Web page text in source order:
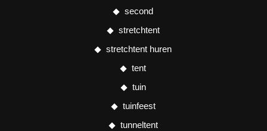
second
stretchtent
stretchtent huren
tent
tuin
tuinfeest
tunneltent